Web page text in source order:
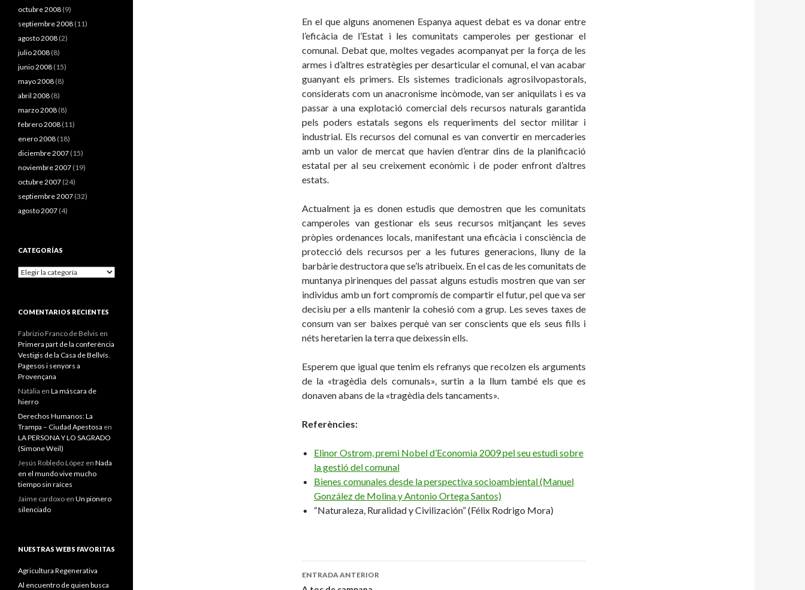
En el que alguns anomenen Espanya aquest debat es va donar entre
l’eficàcia de l’Estat i les comunitats camperoles per gestionar el
comunal. Debat que, moltes vegades acompanyat per la força de les
armes i d’altres estratègies per desarticular el comunal, el van acabar
guanyant els primers. Els sistemes tradicionals agrosilvopastorals,
considerats com un anacronisme incòmode, van ser aniquilats i es va
passar a una explotació comercial dels recursos naturals garantida
pels poders estatals segons els requeriments del sector militar i
industrial. Els recursos del comunal es van convertir en mercaderies
amb un valor de mercat que havien d’entrar dins de la planificació
estatal per al seu creixement econòmic i de poder enfront d’altres
estats.
Actualment ja es donen estudis que demostren que les comunitats
camperoles van gestionar els seus recursos mitjançant les seves
pròpies ordenances locals, manifestant una eficàcia i consciència de
protecció dels recursos per a les futures generacions, lluny de la
barbàrie destructora que se’ls atribueix. En el cas de les comunitats de
muntanya pirinenques del passat alguns estudis mostren que van ser
individus amb un fort compromís de compartir el futur, pel que va ser
decisiu per a ells mantenir la cohesió com a grup. Les seves taxes de
consum van ser baixes perquè van ser conscients que els seus fills i
néts heretarien la terra que deixessin ells.
Esperem que igual que tenim els refranys que recolzen els arguments
de la «tragèdia dels comunals», surtin a la llum també els que es
donaven abans de la «tragèdia dels tancaments».
Referències:
Elinor Ostrom, premi Nobel d’Economia 2009 pel seu estudi sobre
la gestió del comunal
Bienes comunales desde la perspectiva socioambiental (Manuel
González de Molina y Antonio Ortega Santos)
“Naturaleza, Ruralidad y Civilización” (Félix Rodrigo Mora)
Navegación
ENTRADA ANTERIOR
octubre 2008 (9)
septiembre 2008 (11)
agosto 2008 (2)
julio 2008 (8)
junio 2008 (15)
mayo 2008 (8)
abril 2008 (8)
marzo 2008 (8)
febrero 2008 (11)
enero 2008 (18)
diciembre 2007 (15)
noviembre 2007 (19)
octubre 2007 (24)
septiembre 2007 (32)
agosto 2007 (4)
CATEGORÍAS
Categorías
COMENTARIOS RECIENTES
Fabrizio Franco de Belvis en
Primera part de la conferència
Vestigis de la Casa de Bellvís.
Pagesos i senyors a
Provençana
Natàlia en La máscara de
hierro
Derechos Humanos: La
Trampa – Ciudad Apestosa en
LA PERSONA Y LO SAGRADO
(Simone Weil)
Jesús Robledo López en Nada
en el mundo vive mucho
tiempo sin raíces
Jaime cardoxo en Un pionero
silenciado
NUESTRAS WEBS FAVORITAS
Agricultura Regenerativa
Al encuentro de quien busca